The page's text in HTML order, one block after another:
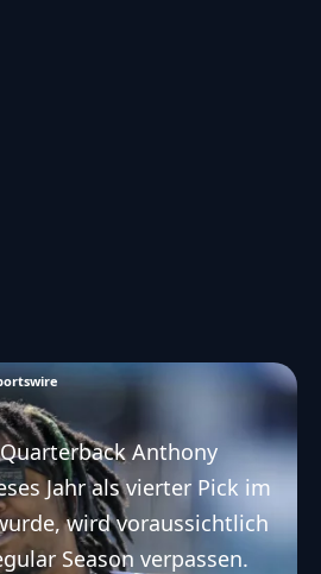
Anthony
Jahr als vierter Pick im
wird voraussichtlich
Season verpassen.